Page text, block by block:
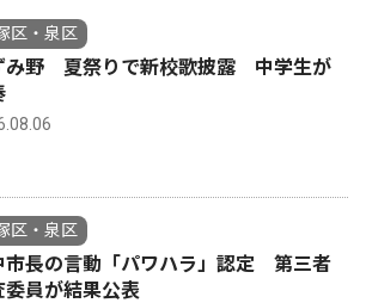
区・泉区
み野 夏祭りで新校歌披露 中学生が
区・泉区
市長の言動「パワハラ」認定 第三者
委員が結果公表